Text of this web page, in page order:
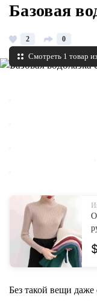
Базовая
2 0
Смотреть 1 товар
$
Без такой вещи